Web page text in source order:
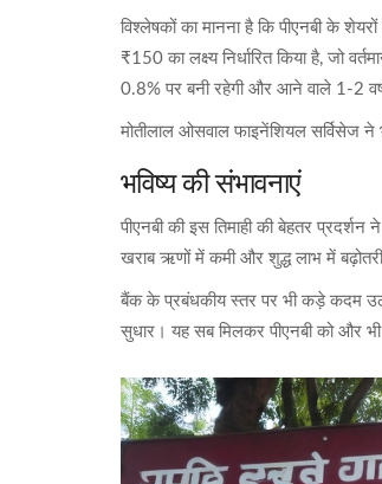
विश्लेषकों का मानना है कि पीएनबी के
₹150 का लक्ष्य निर्धारित किया है, जो
0.8% पर बनी रहेगी और आने वाले 1-2
मोतीलाल ओसवाल फाइनेंशियल सर्विसेज ने
भविष्य की संभावनाएं
पीएनबी की इस तिमाही की बेहतर
खराब ऋणों में कमी और शुद्ध लाभ में
बैंक के प्रबंधकीय स्तर पर भी कड़े कदम
सुधार। यह सब मिलकर पीएनबी को और